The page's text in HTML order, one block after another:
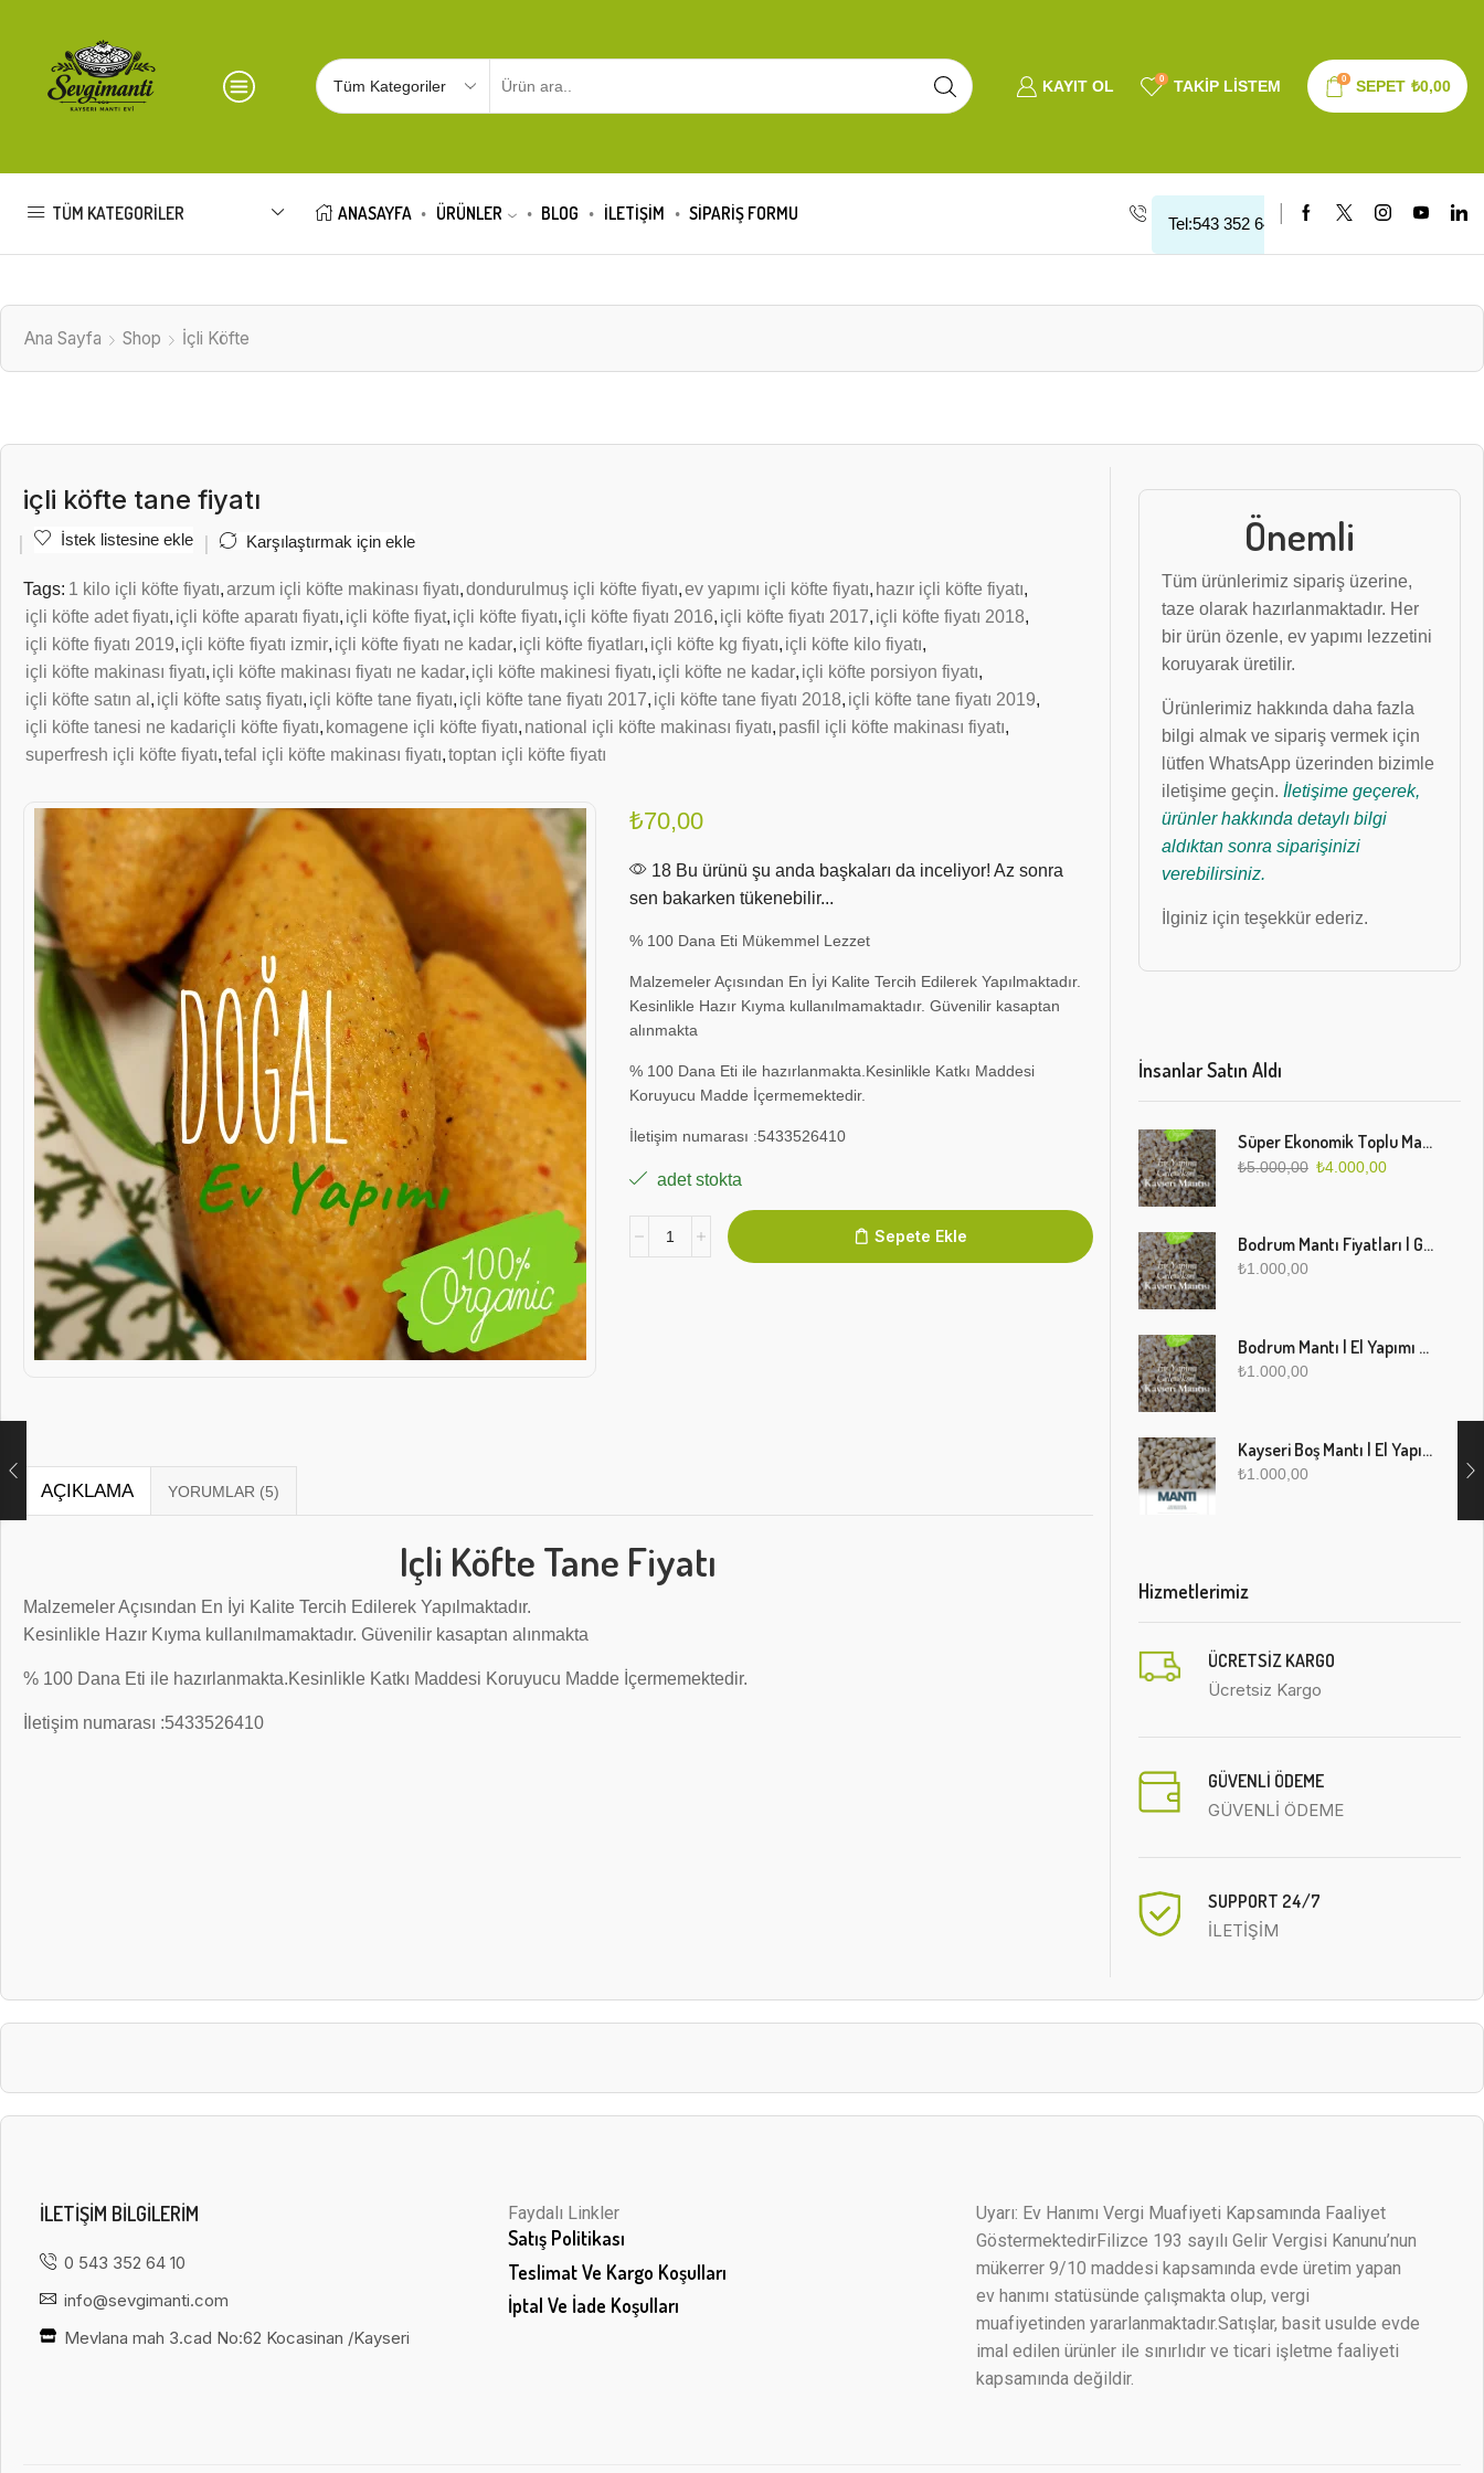
KAYIT OL 0 TAKIP LISTEM 0 SEPET ₺0,00
TÜM KATEGORILER ANASAYFA ÜRÜNLER BLOG İLETİŞİM SIPARIŞ FORMU Tel:543 352 64 10
Ana Sayfa Shop İçli Köfte
içli köfte tane fiyatı
İstek listesine ekle Karşılaştırmak için ekle
Tags: 1 kilo içli köfte fiyatı,arzum içli köfte makinası fiyatı,dondurulmuş içli köfte fiyatı,ev yapımı içli köfte fiyatı, hazır içli köfte fiyatı,
içli köfte adet fiyatı, içli köfte aparatı fiyatı, içli köfte fiyat, içli köfte fiyatı, içli köfte fiyatı 2016, içli köfte fiyatı 2017, içli köfte fiyatı 2018,
içli köfte fiyatı 2019, içli köfte fiyatı izmir, içli köfte fiyatı ne kadar, içli köfte fiyatları, içli köfte kg fiyatı, içli köfte kilo fiyatı,
içli köfte makinası fiyatı, içli köfte makinası fiyatı ne kadar, içli köfte makinesi fiyatı, içli köfte ne kadar, içli köfte porsiyon fiyatı,
içli köfte satın al, içli köfte satış fiyatı, içli köfte tane fiyatı, içli köfte tane fiyatı 2017, içli köfte tane fiyatı 2018, içli köfte tane fiyatı 2019,
içli köfte tanesi ne kadariçli köfte fiyatı, komagene içli köfte fiyatı, national içli köfte makinası fiyatı, pasfil içli köfte makinası fiyatı,
superfresh içli köfte fiyatı,tefal içli köfte makinası fiyatı,toptan içli köfte fiyatı
₺70,00
18 Bu ürünü şu anda başkaları da inceliyor! Az sonra
sen bakarken tükenebilir...
% 100 Dana Eti Mükemmel Lezzet
Malzemeler Açısından En İyi Kalite Tercih Edilerek Yapılmaktadır.
Kesinlikle Hazır Kıyma kullanılmamaktadır. Güvenilir kasaptan
alınmakta
% 100 Dana Eti ile hazırlanmakta.Kesinlikle Katkı Maddesi
Koruyucu Madde İçermemektedir.
İletişim numarası :5433526410
adet stokta
Sepete Ekle
AÇIKLAMA
Içli Köfte Tane Fiyatı
Malzemeler Açısından En İyi Kalite Tercih Edilerek Yapılmaktadır.
Kesinlikle Hazır Kıyma kullanılmamaktadır. Güvenilir kasaptan alınmakta
% 100 Dana Eti ile hazırlanmakta.Kesinlikle Katkı Maddesi Koruyucu Madde İçermemektedir.
İletişim numarası :5433526410
Önemli
Tüm ürünlerimiz sipariş üzerine,
taze olarak hazırlanmaktadır. Her
bir ürün özenle, ev yapımı lezzetini
koruyarak üretilir.
Ürünlerimiz hakkında daha fazla
bilgi almak ve sipariş vermek için
lütfen WhatsApp üzerinden bizimle
iletişime geçin. İletişime geçerek,
ürünler hakkında detaylı bilgi
aldıktan sonra siparişinizi
verebilirsiniz.
İlginiz için teşekkür ederiz.
İnsanlar Satın Aldı
Süper Ekonomik Toplu Mantı Paketi (5 Kg)
₺5.000,00 ₺4.000,00
Bodrum Mantı Fiyatları | Geleneksel Türk Mantısı Online Sipariş
₺1.000,00
Bodrum Mantı | El Yapımı Geleneksel Mantı Lezzeti
₺1.000,00
Kayseri Boş Mantı | El Yapımı Geleneksel Fırınlanmış Mantı
₺1.000,00
Hizmetlerimiz
ÜCRETSIZ KARGO
Ücretsiz Kargo
GÜVENLİ ÖDEME
GÜVENLİ ÖDEME
SUPPORT 24/7
İLETİŞİM
ILETIŞIM BILGILERIM
0 543 352 64 10
info@sevgimanti.com
Mevlana mah 3.cad No:62 Kocasinan /Kayseri
Faydalı Linkler
Satış Politikası
Teslimat Ve Kargo Koşulları
İptal Ve İade Koşulları
Uyarı: Ev Hanımı Vergi Muafiyeti Kapsamında Faaliyet
GöstermektedirFilizce 193 sayılı Gelir Vergisi Kanunu’nun
mükerrer 9/10 maddesi kapsamında evde üretim yapan
ev hanımı statüsünde çalışmakta olup, vergi
muafiyetinden yararlanmaktadır.Satışlar, basit usulde evde
imal edilen ürünler ile sınırlıdır ve ticari işletme faaliyeti
kapsamında değildir.